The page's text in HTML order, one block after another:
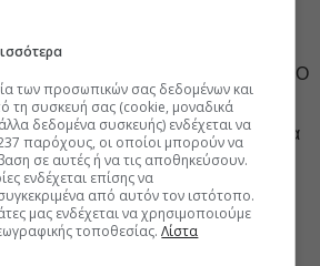
του νομοσχεδίου αφορά τον
τεχνικού ελέγχου των
ενίσχυση της αξιοπιστίας των ΚΤΕΟ
ασφάλειας.
ενισχύεται η ποιότητα και η διαφάνεια
θέσπισης σαφών κανόνων
Ειδικότερα, δημιουργείται
λειτουργεί ως μηχανισμός
των διαδικασιών και
των τεχνικών ελέγχων.
των προσωπικών σας δεδομένων και
τη συσκευή σας (cookie, μοναδικά
δεδομένα συσκευής) ενδέχεται να
παρόχους, οι οποίοι μπορούν να
σε αυτές ή να τις αποθηκεύσουν.
ενδέχεται επίσης να
από αυτόν τον ιστότοπο.
μας ενδέχεται να χρησιμοποιούμε
τοποθεσίας.Λίστα